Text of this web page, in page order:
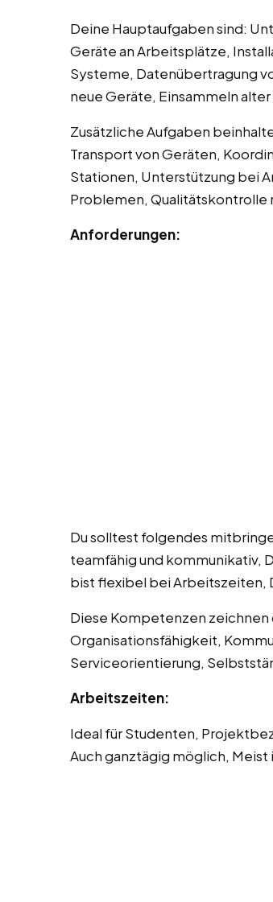
Deine Hauptaufgaben sind:
Geräte an Arbeitsplätze,
Systeme, Datenübertragung
neue Geräte, Einsammeln
Zusätzliche Aufgaben
Transport von Geräten,
Stationen, Unterstützung bei
Problemen, Qualitätskontrolle
Anforderungen:
Du solltest folgendes
teamfähig und kommunikativ,
bist flexibel bei Arbeitszeiten,
Diese Kompetenzen zeichnen
Organisationsfähigkeit,
Serviceorientierung,
Arbeitszeiten:
Ideal für Studenten,
Auch ganztägig möglich,